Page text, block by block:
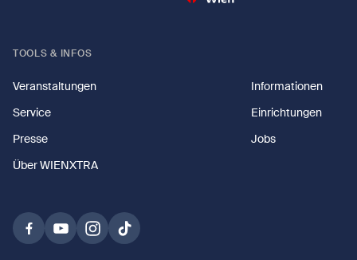
TOOLS & INFOS
Veranstaltungen
Informationen
Service
Einrichtungen
Presse
Jobs
Über WIENXTRA